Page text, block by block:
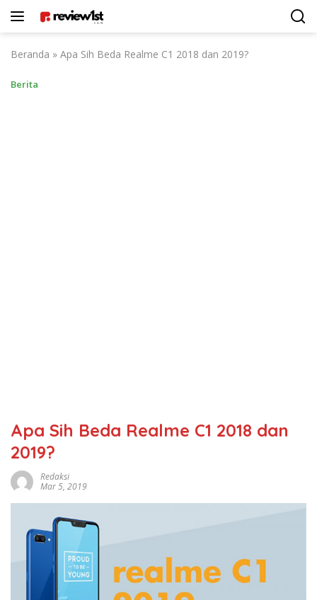
Beranda » Apa Sih Beda Realme C1 2018 dan 2019?
Berita
Apa Sih Beda Realme C1 2018 dan
2019?
Redaksi
Mar 5, 2019